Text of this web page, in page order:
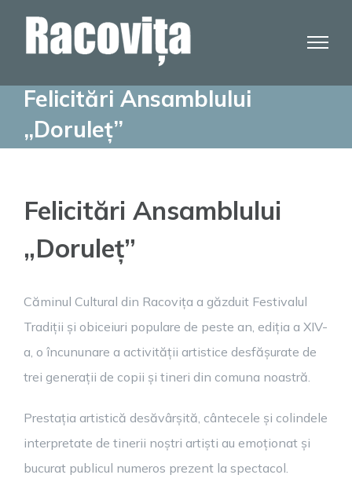
Felicitări Ansamblului
„Doruleț”
Felicitări Ansamblului
„Doruleț”
Căminul Cultural din Racovița a găzduit Festivalul
Tradiții și obiceiuri populare de peste an, ediția a XIV-
a, o încununare a activității artistice desfășurate de
trei generații de copii și tineri din comuna noastră.
Prestația artistică desăvârșită, cântecele și colindele
interpretate de tinerii noștri artiști au emoționat și
bucurat publicul numeros prezent la spectacol.